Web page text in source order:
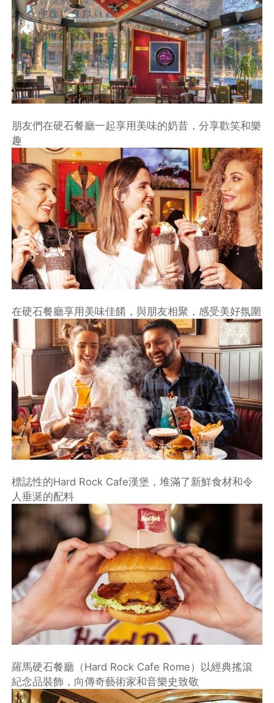
朋友們在硬石餐廳一起享用美味的奶昔，分享歡笑和樂
趣
在硬石餐廳享用美味佳餚，與朋友相聚，感受美好氛圍
標誌性的Hard Rock Cafe漢堡，堆滿了新鮮食材和令
人垂涎的配料
羅馬硬石餐廳（Hard Rock Cafe Rome）以經典搖滾
紀念品裝飾，向傳奇藝術家和音樂史致敬